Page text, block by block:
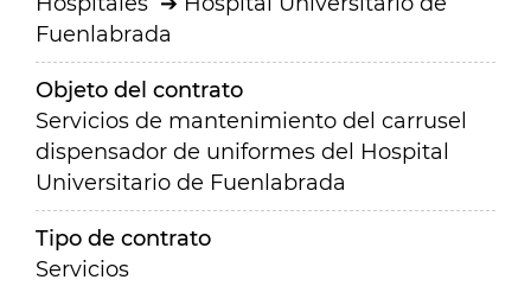
Fuenlabrada
Objeto del contrato
Servicios de mantenimiento del carrusel
dispensador de uniformes del Hospital
Universitario de Fuenlabrada
Tipo de contrato
Servicios